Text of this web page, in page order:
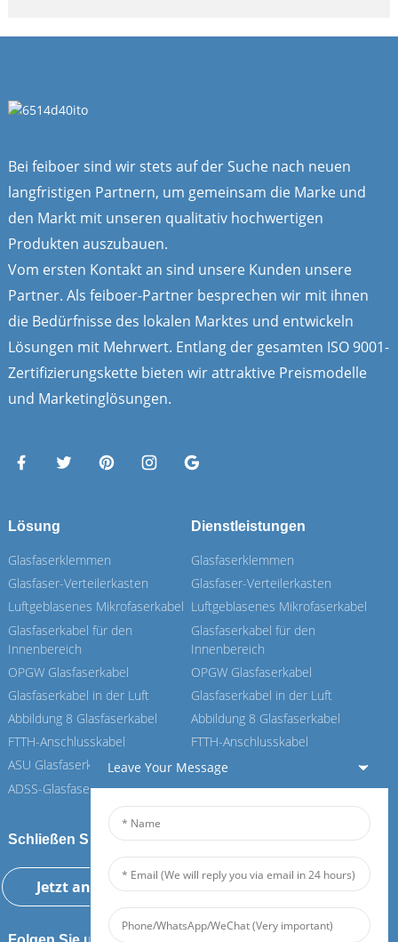
Bei feiboer sind wir stets auf der Suche nach neuen
langfristigen Partnern, um gemeinsam die Marke und
den Markt mit unseren qualitativ hochwertigen
Produkten auszubauen.
Vom ersten Kontakt an sind unsere Kunden unsere
Partner. Als feiboer-Partner besprechen wir mit ihnen
die Bedürfnisse des lokalen Marktes und entwickeln
Lösungen mit Mehrwert. Entlang der gesamten ISO 9001-
Zertifizierungskette bieten wir attraktive Preismodelle
und Marketinglösungen.
Lösung
Glasfaserklemmen
Glasfaser-Verteilerkasten
Luftgeblasenes Mikrofaserkabel
Glasfaserkabel für den
Innenbereich
OPGW Glasfaserkabel
Glasfaserkabel in der Luft
Abbildung 8 Glasfaserkabel
FTTH-Anschlusskabel
ASU Glasfaserkabel
ADSS-Glasfaserkabel
Dienstleistungen
Glasfaserklemmen
Glasfaser-Verteilerkasten
Luftgeblasenes Mikrofaserkabel
Glasfaserkabel für den
Innenbereich
OPGW Glasfaserkabel
Glasfaserkabel in der Luft
Abbildung 8 Glasfaserkabel
FTTH-Anschlusskabel
ASU Glasfaserkabel
ADSS-Glasfaserkabel
Schließen Sie sich unserem Feiboer an
Jetzt anfragen
Leave Your Message